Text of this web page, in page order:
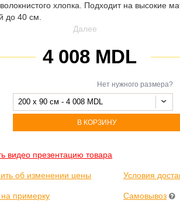
хлопка. Подходит на высокие
до 40 см.
Далее
4 008 MDL
Нет нужного размера?
200 x 90 см - 4 008 MDL
В КОРЗИНУ
видео презентацию товара
об изменении цены Условия
примерку Самовывоз